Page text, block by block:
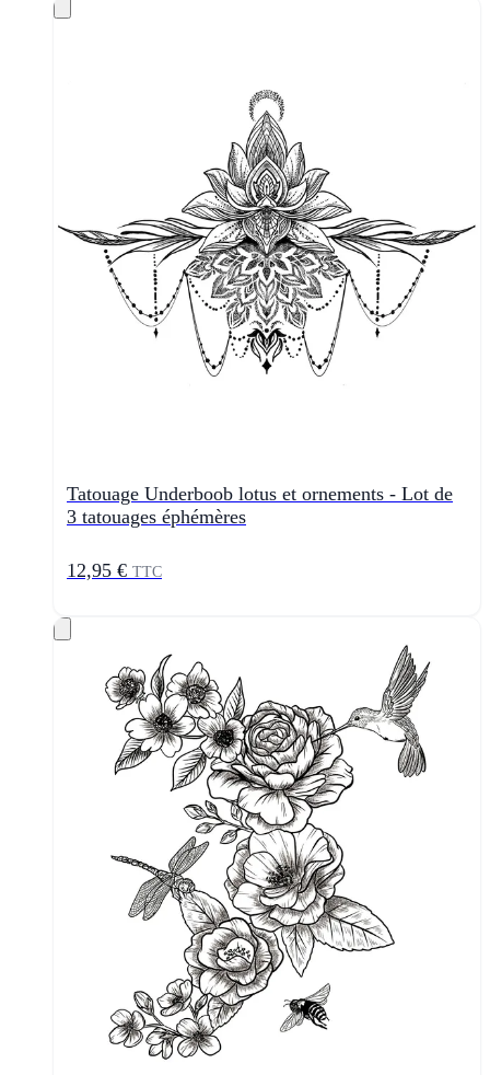
Tatouage Underboob lotus et ornements - Lot de
3 tatouages éphémères
12,95 € TTC